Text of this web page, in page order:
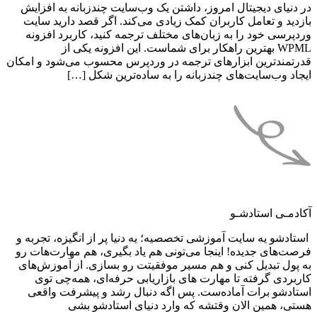
در دنیای دیجیتال امروز، داشتن یک وب‌سایت چندزبانه به افزایش
بازدید و تعامل کاربران کمک زیادی می‌کند. اگر قصد دارید سایت
وردپرسی خود را به زبان‌های مختلف ترجمه کنید، کاربرد افزونه
WPML بهترین راهکار برای شماست. این افزونه یکی از
قدرتمندترین ابزارهای ترجمه در وردپرس محسوب می‌شود و امکان
ایجاد وب‌سایت‌های چندزبانه را به ساده‌ترین شکل […]
آکادمـی استادشـو
استادشو یه سایت آموزشی تخصصیه؛ یه دنیا پر از انگیزه، تجربه و
فرصت‌های جدیده! اینجا می‌تونی هم یاد بگیری، هم مهارت‌هات رو
به پول تبدیل کنی و هم مسیر موفقیتت رو بسازی. از آموزش‌های
کاربردی گرفته تا مهارت های بازاریابی حرفه‌ای، همه‌چی توی
استادشو برات آماده‌ست. پس اگه دنبال رشد و پیشرفت واقعی
هستی، همین الان وقتشه که وارد دنیای استادشو بشی